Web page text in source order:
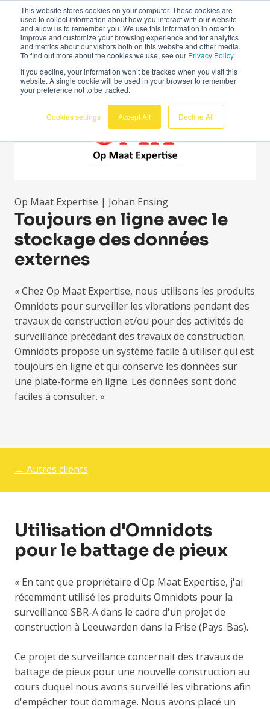
This website stores cookies on your computer. These cookies are
used to collect information about how you interact with our website
and allow us to remember you. We use this information in order to
improve and customize your browsing experience and for analytics
and metrics about our visitors both on this website and other media.
To find out more about the cookies we use, see our Privacy Policy.
If you decline, your information won’t be tracked when you visit this
website. A single cookie will be used in your browser to remember
your preference not to be tracked.
Cookies settings Accept All Decline All
Français
Op Maat Expertise | Johan Ensing
Toujours en ligne avec le
stockage des données
externes
« Chez Op Maat Expertise, nous utilisons les produits
Omnidots pour surveiller les vibrations pendant des
travaux de construction et/ou pour des activités de
surveillance précédant des travaux de construction.
Omnidots propose un système facile à utiliser qui est
toujours en ligne et qui conserve les données sur
une plate-forme en ligne. Les données sont donc
faciles à consulter. »
← Autres clients
Utilisation d'Omnidots
pour le battage de pieux
« En tant que propriétaire d'Op Maat Expertise, j'ai
récemment utilisé les produits Omnidots pour la
surveillance SBR-A dans le cadre d'un projet de
construction à Leeuwarden dans la Frise (Pays-Bas).
Ce projet de surveillance concernait des travaux de
battage de pieux pour une nouvelle construction au
cours duquel nous avons surveillé les vibrations afin
d'empêcher tout dommage. Nous avons placé un